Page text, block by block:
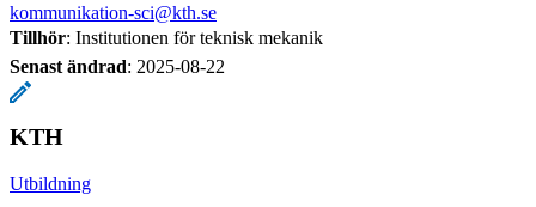
kommunikation-sci@kth.se
Tillhör: Institutionen för teknisk mekanik
Senast ändrad: 2025-08-22
KTH
Utbildning